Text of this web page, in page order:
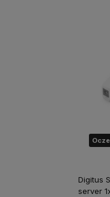
Digitus
server